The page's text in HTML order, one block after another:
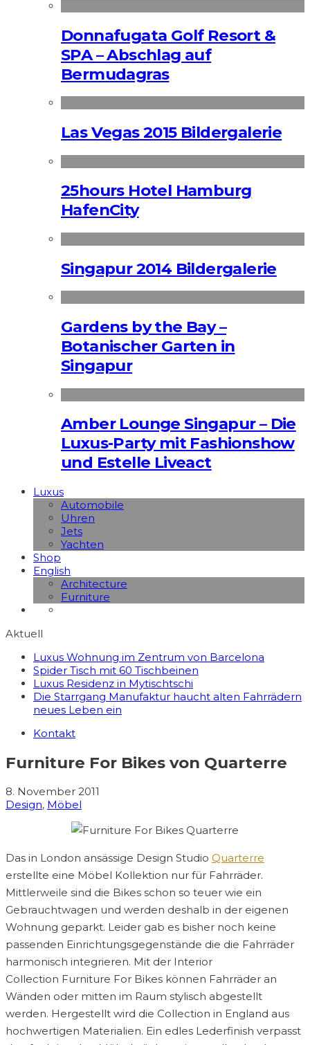
Donnafugata Golf Resort &
SPA – Abschlag auf
Bermudagras
Las Vegas 2015 Bildergalerie
25hours Hotel Hamburg
HafenCity
Singapur 2014 Bildergalerie
Gardens by the Bay –
Botanischer Garten in
Singapur
Amber Lounge Singapur – Die
Luxus-Party mit Fashionshow
und Estelle Liveact
Luxus
Automobile
Uhren
Jets
Yachten
Shop
English
Architecture
Furniture
Aktuell
Luxus Wohnung im Zentrum von Barcelona
Spider Tisch mit 60 Tischbeinen
Luxus Residenz in Mytischtschi
Die Starrgang Manufaktur haucht alten Fahrrädern
neues Leben ein
Kontakt
Furniture For Bikes von Quarterre
8. November 2011
Design, Möbel
Das in London ansässige Design Studio Quarterre
erstellte eine Möbel Kollektion nur für Fahrräder.
Mittlerweile sind die Bikes schon so teuer wie ein
Gebrauchtwagen und werden deshalb in der eigenen
Wohnung geparkt. Leider gab es bisher noch keine
passenden Einrichtungsgegenstände die die Fahrräder
harmonisch integrieren. Mit der Interior
Collection Furniture For Bikes können Fahrräder an
Wänden oder mitten im Raum stylisch abgestellt
werden. Hergestellt wird die Collection in England aus
hochwertigen Materialien. Ein edles Lederfinish verpasst